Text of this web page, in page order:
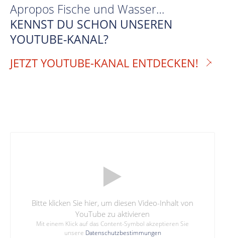
Apropos Fische und Wasser…
KENNST DU SCHON UNSEREN
YOUTUBE-KANAL?
JETZT YOUTUBE-KANAL ENTDECKEN!
Bitte klicken Sie hier, um diesen Video-Inhalt von
YouTube zu aktivieren
Mit einem Klick auf das Content-Symbol akzeptieren Sie
unsere Datenschutzbestimmungen